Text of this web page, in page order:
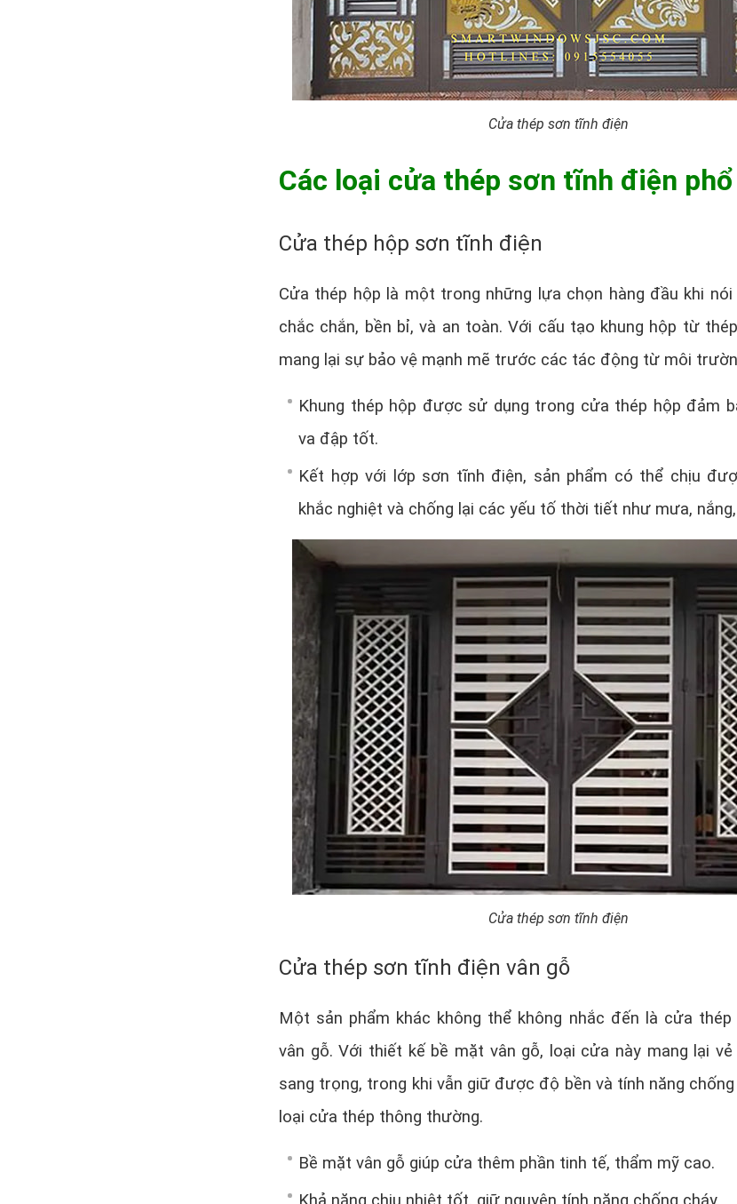
Cửa thép sơn tĩnh điện
Các loại cửa thép sơn tĩnh điện
Cửa thép hộp sơn tĩnh điện
Cửa thép hộp là một trong những lựa chọn hàng đầu khi nói
chắc chắn, bền bỉ, và an toàn. Với cấu tạo khung hộp từ
mang lại sự bảo vệ mạnh mẽ trước các tác động từ môi
Khung thép hộp được sử dụng trong cửa thép hộp đảm
va đập tốt.
Kết hợp với lớp sơn tĩnh điện, sản phẩm có thể chịu
khắc nghiệt và chống lại các yếu tố thời tiết như mưa,
Cửa thép sơn tĩnh điện
Cửa thép sơn tĩnh điện vân gỗ
Một sản phẩm khác không thể không nhắc đến là cửa
vân gỗ. Với thiết kế bề mặt vân gỗ, loại cửa này mang lại
sang trọng, trong khi vẫn giữ được độ bền và tính năng
loại cửa thép thông thường.
Bề mặt vân gỗ giúp cửa thêm phần tinh tế, thẩm mỹ cao.